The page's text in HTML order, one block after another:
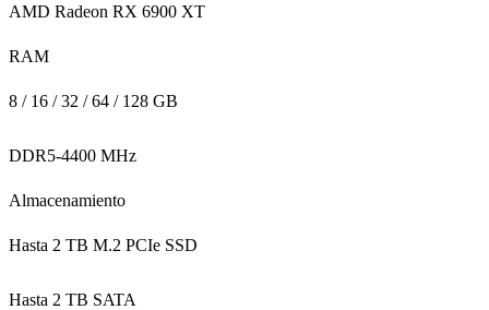
AMD Radeon RX 6900 XT
RAM
8 / 16 / 32 / 64 / 128 GB
DDR5-4400 MHz
Almacenamiento
Hasta 2 TB M.2 PCIe SSD
Hasta 2 TB SATA